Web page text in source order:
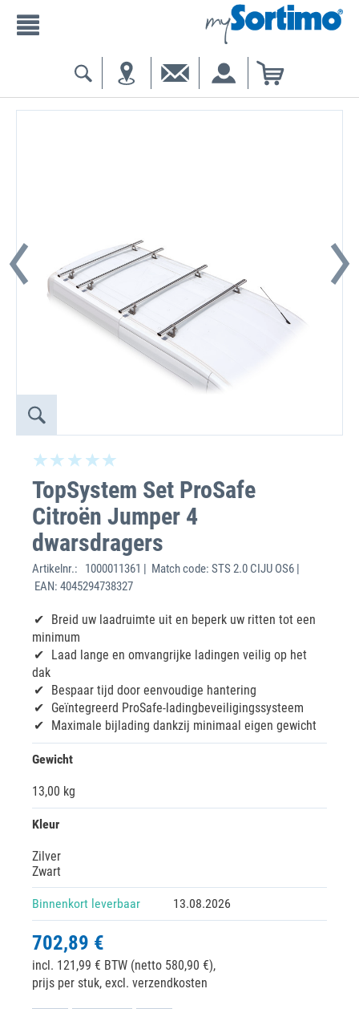
TopSystem Set ProSafe
Citroën Jumper 4
dwarsdragers
Artikelnr.:
1000011361 | Match code: STS 2.0 CIJU OS6 |
EAN: 4045294738327
Breid uw laadruimte uit en beperk uw ritten tot een
minimum
Laad lange en omvangrijke ladingen veilig op het
dak
Bespaar tijd door eenvoudige hantering
Geïntegreerd ProSafe-ladingbeveiligingssysteem
Maximale bijlading dankzij minimaal eigen gewicht
Gewicht
13,00 kg
Kleur
Zilver
Zwart
Binnenkort leverbaar 13.08.2026
702,89 €
incl. 121,99 € BTW (netto 580,90 €),
prijs per stuk, excl. verzendkosten